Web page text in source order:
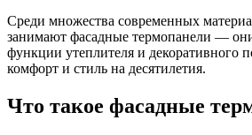
Среди множества современных
занимают фасадные термопанели —
функции утеплителя и декоративного
комфорт и стиль на десятилетия.
Что такое фасадные